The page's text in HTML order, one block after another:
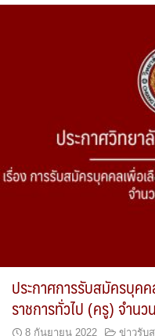
ประกาศการรับสมัครบุค
ราชการทั่วไป (ครู) จำน
8 กันยายน 2022 ข่าวรับ